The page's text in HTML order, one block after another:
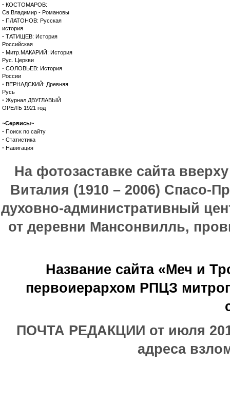
· КОСТОМАРОВ:
Св.Владимир - Романовы
· ПЛАТОНОВ: Русская
история
· ТАТИЩЕВ: История
Российская
· Митр.МАКАРИЙ: История
Рус. Церкви
· СОЛОВЬЕВ: История
России
· ВЕРНАДСКИЙ: Древняя
Русь
· Журнал ДВУГЛАВЫЙ
ОРЕЛЪ 1921 год
~Сервисы~
· Поиск по сайту
· Статистика
· Навигация
На фотозаставке сайта
Виталия (1910 – 2006) Спасо-
духовно-административный
от деревни Мансонвилль,
Название сайта «Меч и
первоиерархом РПЦЗ
ПОЧТА РЕДАКЦИИ от июля
адреса